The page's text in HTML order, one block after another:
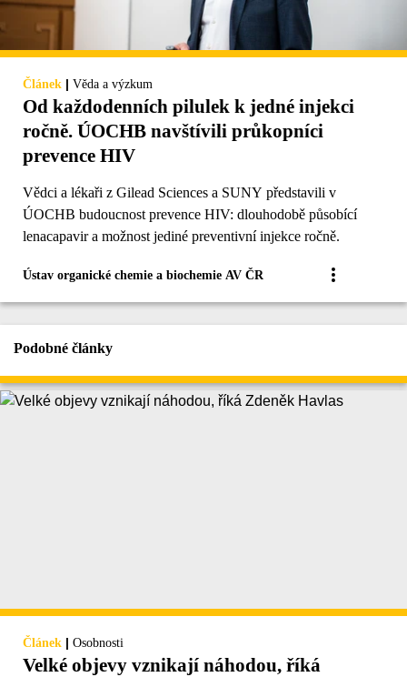
Článek | Věda a výzkum
Od každodenních pilulek k jedné injekci
ročně. ÚOCHB navštívili průkopníci
prevence HIV
Vědci a lékaři z Gilead Sciences a SUNY představili v
ÚOCHB budoucnost prevence HIV: dlouhodobě působící
lenacapavir a možnost jediné preventivní injekce ročně.
Ústav organické chemie a biochemie AV ČR
Podobné články
Článek | Osobnosti
Velké objevy vznikají náhodou, říká